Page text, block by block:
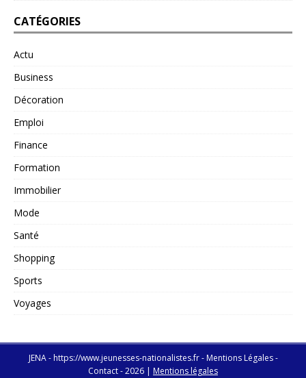
CATÉGORIES
Actu
Business
Décoration
Emploi
Finance
Formation
Immobilier
Mode
Santé
Shopping
Sports
Voyages
JENA - https://www.jeunesses-nationalistes.fr - Mentions Légales -
Contact - 2026 | Mentions légales